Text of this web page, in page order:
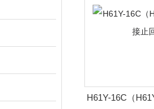
H61Y-16C（